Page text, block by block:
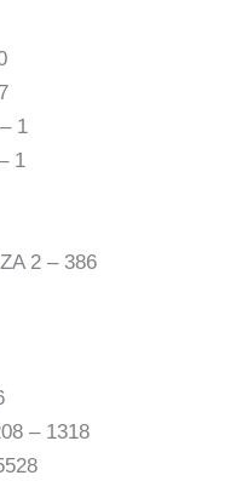
1
1
2 – 386
– 1318